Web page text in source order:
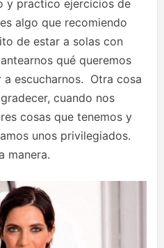
y practico ejercicios de
algo que recomiendo
de estar a solas con
qué queremos
a escucharnos. Otra cosa
cuando nos
cosas que tenemos y
unos privilegiados.
manera.